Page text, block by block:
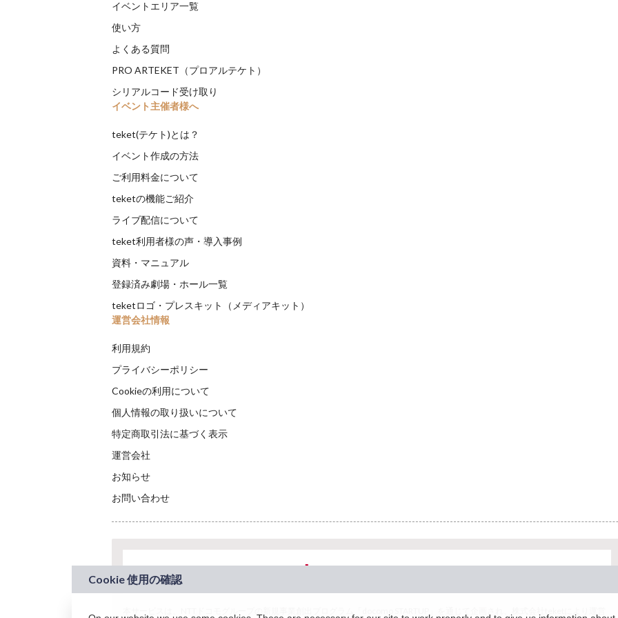
イベントエリア一覧
使い方
よくある質問
PRO ARTEKET（プロアルテケト）
シリアルコード受け取り
イベント主催者様へ
teket(テケト)とは？
イベント作成の方法
ご利用料金について
teketの機能ご紹介
ライブ配信について
teket利用者様の声・導入事例
資料・マニュアル
登録済み劇場・ホール一覧
teketロゴ・プレスキット（メディアキット）
運営会社情報
利用規約
プライバシーポリシー
Cookieの利用について
個人情報の取り扱いについて
特定商取引法に基づく表示
運営会社
お知らせ
お問い合わせ